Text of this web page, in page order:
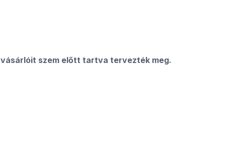
vásárlóit szem előtt tartva tervezték meg.